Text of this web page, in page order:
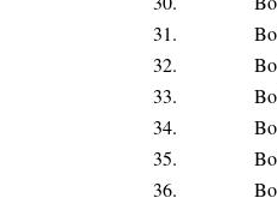
31.
32.
33.
34.
35.
36.